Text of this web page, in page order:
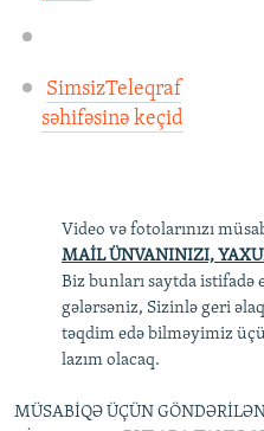
SimsizTeleqraf
səhifəsinə keçid
Video və fotolarınızı
MAİL ÜNVANINIZI,
Biz bunları saytda
gələrsəniz, Sizinlə geri
təqdim edə bilməyimiz
lazım olacaq.
MÜSABİQƏ ÜÇÜN